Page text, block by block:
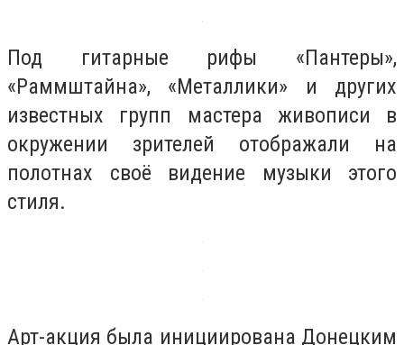
Под гитарные рифы «Пантеры»,
«Раммштайна», «Металлики» и других
известных групп мастера живописи в
окружении зрителей отображали на
полотнах своё видение музыки этого
стиля.
Арт-акция была инициирована Донецким